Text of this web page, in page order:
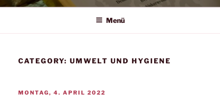
Menü
CATEGORY:UMWELT UND HYGIENE
VERÖFFENTLICHT
MONTAG, 4. APRIL 2022